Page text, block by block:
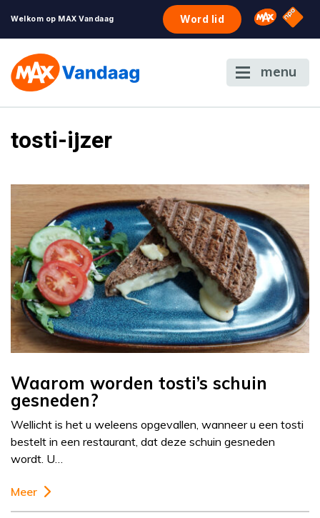
Welkom op MAX Vandaag Word lid Omroep
NPO
menu
tosti-ijzer
Waarom worden tosti’s schuin
gesneden?
Wellicht is het u weleens opgevallen, wanneer u een tosti
bestelt in een restaurant, dat deze schuin gesneden
wordt. U…
Meer